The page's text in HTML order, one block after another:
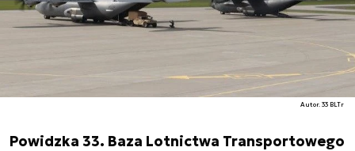
Autor. 33 BLTr
Powidzka 33. Baza Lotnictwa Transportowego